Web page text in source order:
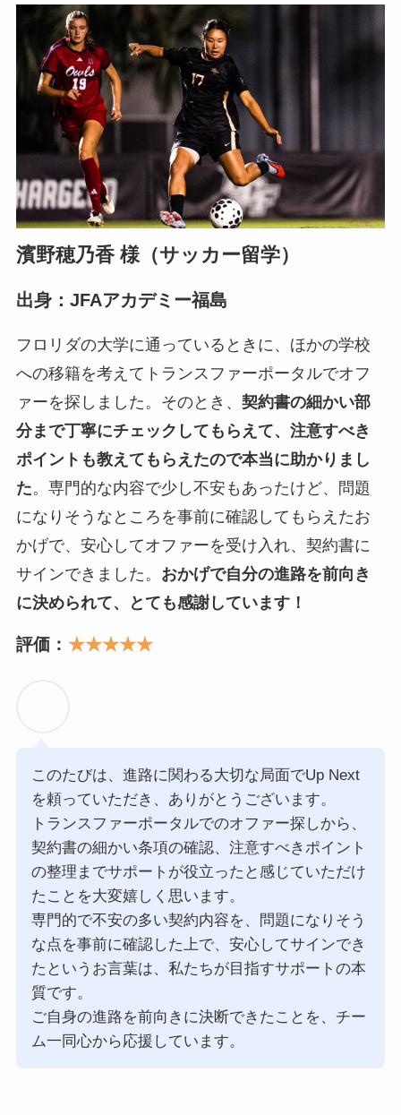
​濱野穂乃香 様（サッカー留学）
出身：JFAアカデミー福島
フロリダの大学に通っているときに、ほかの学校
への移籍を考えてトランスファーポータルでオフ
ァーを探しました。そのとき、 契約書の細かい部
分まで丁寧にチェックしてもらえて、注意すべき
ポイントも教えてもらえたので本当に助かりまし
た。専門的な内容で少し不安もあったけど、問題
になりそうなところを事前に確認してもらえたお
かげで、安心してオファーを受け入れ、契約書に
サインできました。 おかげで自分の進路を前向き
に決められて、とても感謝しています！
評価： ★★★★★
このたびは、進路に関わる大切な局面でUp Next
を頼っていただき、ありがとうございます。
トランスファーポータルでのオファー探しから、
契約書の細かい条項の確認、注意すべきポイント
の整理までサポートが役立ったと感じていただけ
たことを大変嬉しく思います。
専門的で不安の多い契約内容を、問題になりそう
な点を事前に確認した上で、安心してサインでき
たというお言葉は、私たちが目指すサポートの本
質です。
ご自身の進路を前向きに決断できたことを、チー
ム一同心から応援しています。